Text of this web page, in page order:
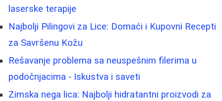
laserske terapije
Najbolji Pilingovi za Lice: Domaći i Kupovni Recepti
za Savršenu Kožu
Rešavanje problema sa neuspešnim filerima u
podočnjacima - Iskustva i saveti
Zimska nega lica: Najbolji hidratantni proizvodi za